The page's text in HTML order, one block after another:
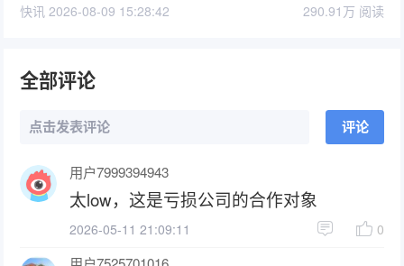
快讯 2026-08-09 15:28:42 290.91万 阅读
全部评论
点击发表评论 评论
用户7999394943
太low，这是亏损公司的合作对象
2026-05-11 21:09:11 0